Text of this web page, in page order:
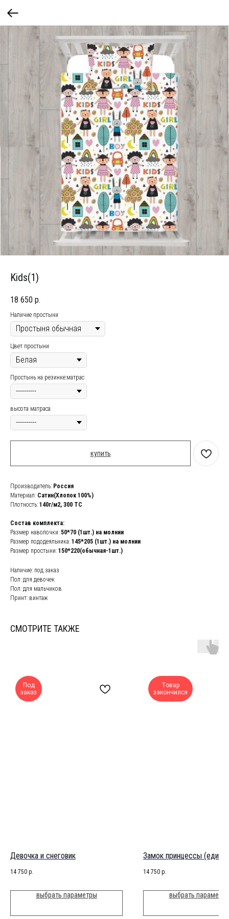
Kids(1)
18 650 р.
Наличие простыни
Цвет простыни
Простынь на резинке:матрас
высота матраса
купить
Производитель: Россия
Материал: Сатин(Хлопок 100%)
Плотность: 140г/м2, 300 ТС
Состав комплекта:
Размер наволочки: 50*70 (1шт.) на молнии
Размер пододеяльника: 145*205 (1шт.) на молнии
Размер простыни: 150*220(обычная-1шт.)
Наличие: под заказ
Пол: для девочек
Пол: для мальчиков
Принт: винтаж
СМОТРИТЕ ТАКЖЕ
Под
заказ
Девочка и снеговик
14 750 р.
выбрать параметры
Товар
закончился
Замок принцессы
14 750 р.
выбрать